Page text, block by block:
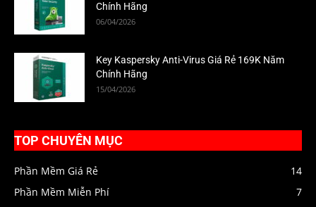
Chính Hãng
06/04/2026
Key Kaspersky Anti-Virus Giá Rẻ 169K Năm
Chính Hãng
15/04/2026
TOP CHUYÊN MỤC
Phần Mềm Giá Rẻ
14
Phần Mềm Miễn Phí
7